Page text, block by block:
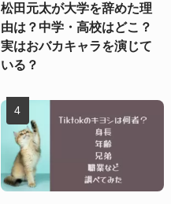
松田元太が大学を辞めた理
由は？中学・高校はどこ？
実はおバカキャラを演じて
いる？